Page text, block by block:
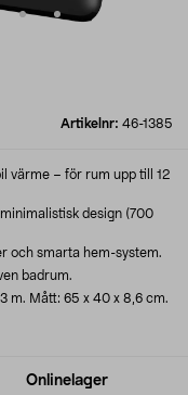
Artikelnr: 46-1385
Onlinelager
värme – för rum upp till 12
design (700
och smarta hem-system.
badrum.
m. Mått: 65 x 40 x 8,6 cm.